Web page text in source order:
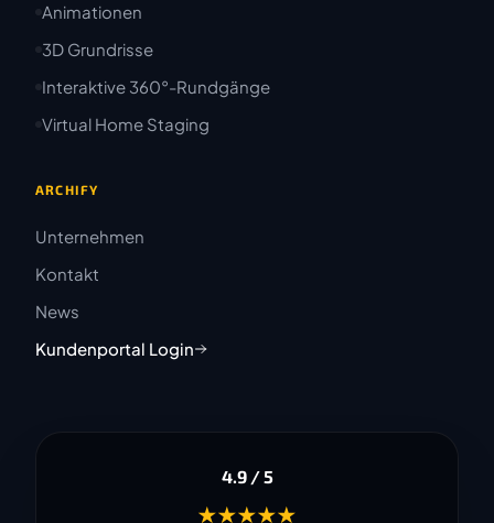
Animationen
3D Grundrisse
Interaktive 360°-Rundgänge
Virtual Home Staging
ARCHIFY
Unternehmen
Kontakt
News
Kundenportal Login
4.9 / 5
★★★★★